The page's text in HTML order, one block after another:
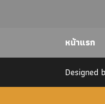
หน้าแรก
Designed